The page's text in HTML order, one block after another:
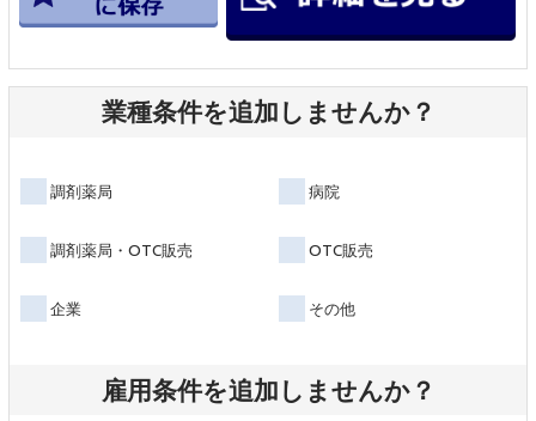
業種条件を追加しませんか？
調剤薬局 病院
調剤薬局・OTC販売 OTC販売
企業 その他
雇用条件を追加しませんか？